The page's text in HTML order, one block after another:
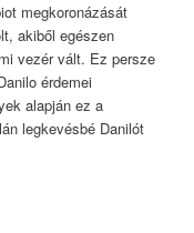
megkoronázását
akiből egészen
vezér vált. Ez persze
érdemei
alapján ez a
legkevésbé Danilót